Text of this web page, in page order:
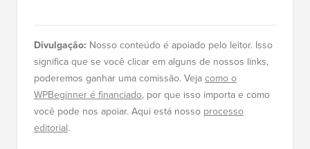
Divulgação: Nosso conteúdo é apoiado pelo leitor. Isso
significa que se você clicar em alguns de nossos links,
poderemos ganhar uma comissão. Veja como o
WPBeginner é financiado, por que isso importa e como
você pode nos apoiar. Aqui está nosso processo
editorial.